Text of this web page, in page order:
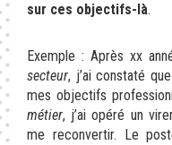
sur ces objectifs-là.
Exemple : Après xx
secteur, j’ai constaté
mes objectifs
métier, j’ai opéré un
me reconvertir. Le